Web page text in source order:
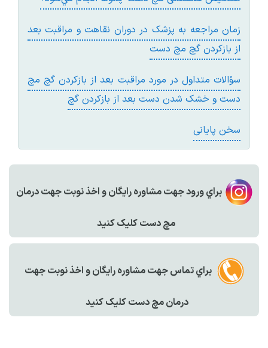
زمان مراجعه به پزشک در دوران نقاهت و مراقبت بعد
از بازکردن گچ مچ دست
سؤالات متداول در مورد مراقبت بعد از بازکردن گچ مچ
دست و خشک شدن دست بعد از بازکردن گچ
سخن پايانی
براي ورود جهت مشاوره رايگان و اخذ نوبت جهت درمان
مچ دست کليک کنيد
براي تماس جهت مشاوره رايگان و اخذ نوبت جهت
درمان مچ دست کليک کنيد